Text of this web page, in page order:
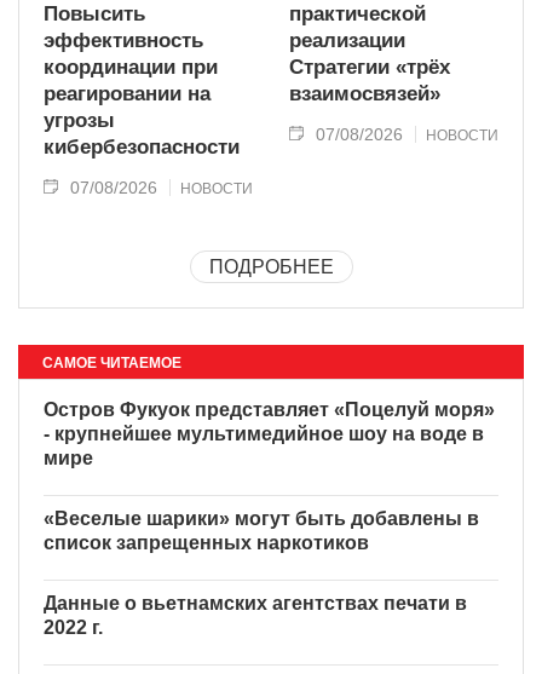
Повысить
эффективность
координации при
реагировании на
угрозы
кибербезопасности
07/08/2026 НОВОСТИ
практической
реализации
Стратегии «трёх
взаимосвязей»
07/08/2026 НОВОСТИ
ПОДРОБНЕЕ
САМОЕ ЧИТАЕМОЕ
Остров Фукуок представляет «Поцелуй моря»
- крупнейшее мультимедийное шоу на воде в
мире
«Веселые шарики» могут быть добавлены в
список запрещенных наркотиков
Данные о вьетнамских агентствах печати в
2022 г.